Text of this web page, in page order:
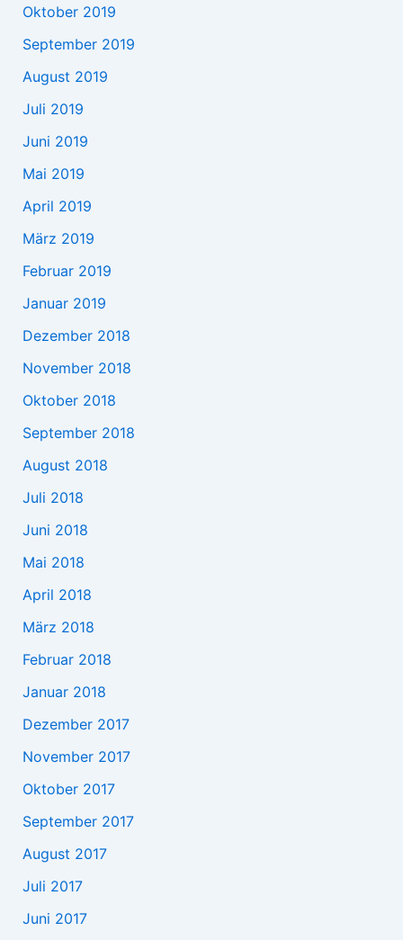
Oktober 2019
September 2019
August 2019
Juli 2019
Juni 2019
Mai 2019
April 2019
März 2019
Februar 2019
Januar 2019
Dezember 2018
November 2018
Oktober 2018
September 2018
August 2018
Juli 2018
Juni 2018
Mai 2018
April 2018
März 2018
Februar 2018
Januar 2018
Dezember 2017
November 2017
Oktober 2017
September 2017
August 2017
Juli 2017
Juni 2017